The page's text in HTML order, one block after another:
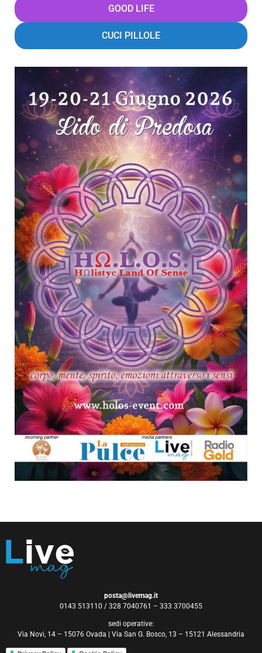
GOOD LIFE
CUCI PILLOLE
posta@livemag.it
0143 513110 / 328 7040761 – 333 3700455
sedi operative:
Via Novi, 14 – 15076 Ovada | Via San G. Bosco, 13 – 15121 Alessandria